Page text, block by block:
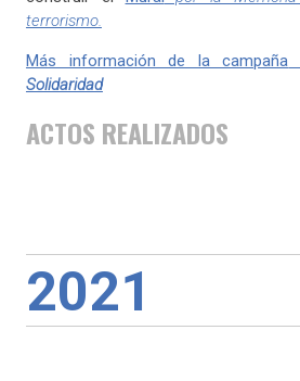
terrorismo.
Más información de la campaña
Solidaridad
ACTOS REALIZADOS
2021